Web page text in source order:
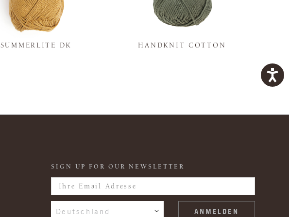
SUMMERLITE DK HANDKNIT COTTON
SIGN UP FOR OUR NEWSLETTER
Deutschland